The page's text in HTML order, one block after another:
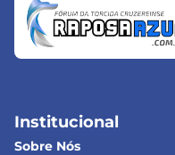
Institucional
Sobre Nós